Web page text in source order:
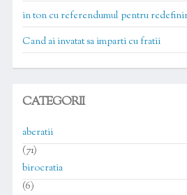
in ton cu referendumul pentru
Cand ai invatat sa imparti cu fratii
CATEGORII
aberatii
(71)
birocratia
(6)